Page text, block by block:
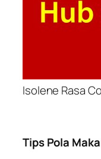
Isolene Rasa
Tips Pola